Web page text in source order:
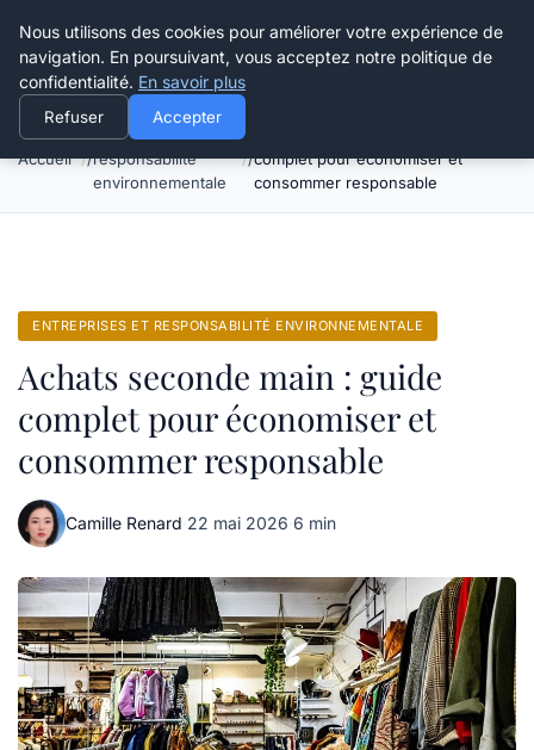
Happy Calyx Farmer
Accueil
Entreprises et
responsabilité
environnementale
complet pour économiser et
consommer responsable
ENTREPRISES ET RESPONSABILITÉ ENVIRONNEMENTALE
Achats seconde main : guide
complet pour économiser et
consommer responsable
Camille Renard·22 mai 2026·6 min
Nous utilisons des cookies pour améliorer votre expérience de
navigation. En poursuivant, vous acceptez notre politique de
confidentialité. En savoir plus
Refuser Accepter